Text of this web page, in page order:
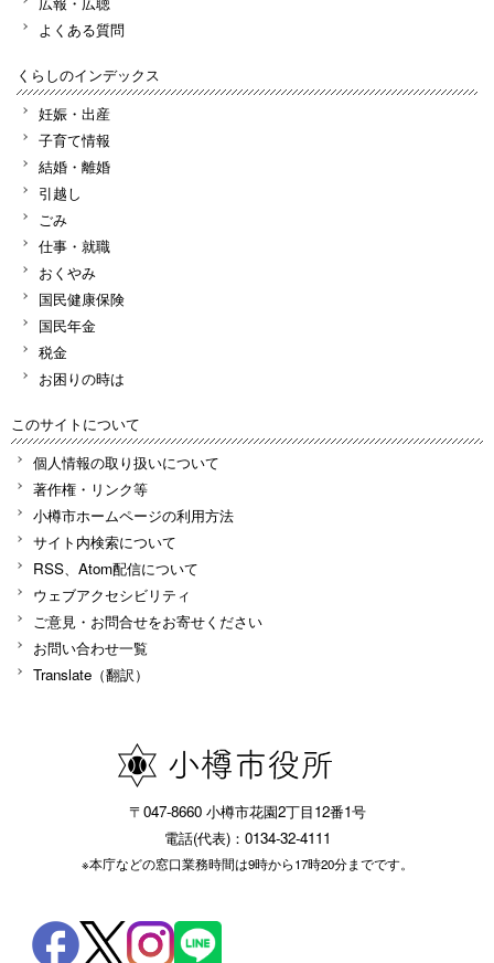
よくある質問
くらしのインデックス
妊娠・出産
子育て情報
結婚・離婚
引越し
ごみ
仕事・就職
おくやみ
国民健康保険
国民年金
税金
お困りの時は
このサイトについて
個人情報の取り扱いについて
著作権・リンク等
小樽市ホームページの利用方法
サイト内検索について
RSS、Atom配信について
ウェブアクセシビリティ
ご意見・お問合せをお寄せください
お問い合わせ一覧
Translate（翻訳）
〒047-8660 小樽市花園2丁目12番1号
電話(代表)：0134-32-4111
※本庁などの窓口業務時間は9時から17時20分までです。